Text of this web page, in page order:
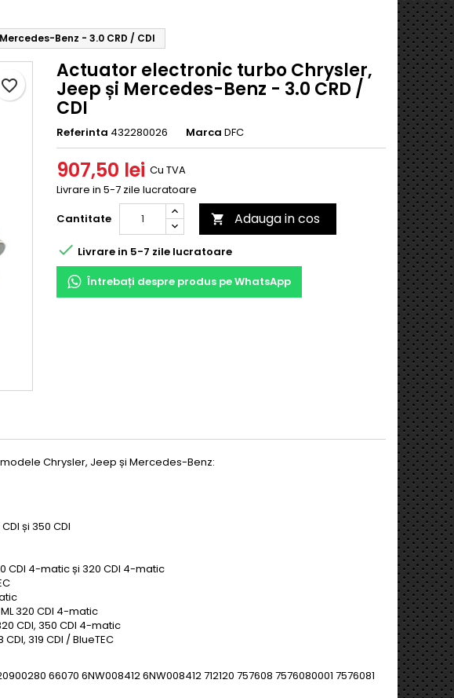
Benz - 3.0 CRD / CDI
Actuator electronic turbo Chrysler,
Jeep și Mercedes-Benz - 3.0 CRD /
CDI
Referinta 432280026 Marca DFC
907,50 lei Cu TVA
Livrare in 5-7 zile lucratoare
Cantitate
 Adauga in cos
favorite_border
 Livrare in 5-7 zile lucratoare
Întrebați despre produs pe WhatsApp
Chrysler, Jeep și Mercedes-Benz:
și 350 CDI
CDI 4-matic și 320 CDI 4-matic
320 CDI 4-matic
CDI, 350 CDI 4-matic
319 CDI / BlueTEC
66070 6NW008412 6NW008412 712120 757608 7576080001 7576081